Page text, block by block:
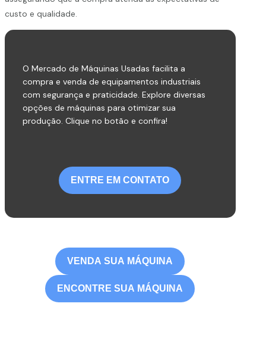
custo e qualidade.
O Mercado de Máquinas Usadas facilita a
compra e venda de equipamentos industriais
com segurança e praticidade. Explore diversas
opções de máquinas para otimizar sua
produção. Clique no botão e confira!
ENTRE EM CONTATO
VENDA SUA MÁQUINA
ENCONTRE SUA MÁQUINA